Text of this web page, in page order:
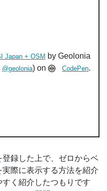
Japan + OSM by Geolonia
@geolonia) on CodePen.
録した上で、ゼロからベ
際に表示する方法を紹介
く紹介したつもりです